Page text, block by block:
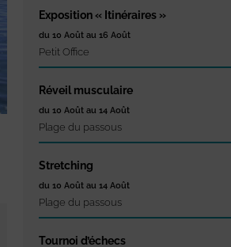
Exposition « Itinéraires »
du 10 Août au 16 Août
Petit Office
Réveil musculaire
du 10 Août au 14 Août
Plage du passous
Stretching
du 10 Août au 14 Août
Plage du passous
Tournoi d’échecs